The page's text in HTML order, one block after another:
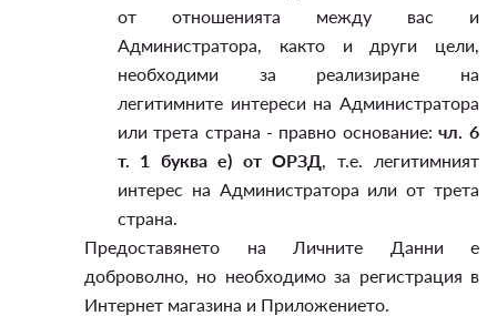
от отношенията между вас и
Администратора, както и други цели,
необходими за реализиране на
легитимните интереси на Администратора
или трета страна - правно основание: чл. 6
т. 1 буква е) от ОРЗД, т.е. легитимният
интерес на Администратора или от трета
страна.
Предоставянето на Личните Данни е
доброволно, но необходимо за регистрация в
Интернет магазина и Приложението.